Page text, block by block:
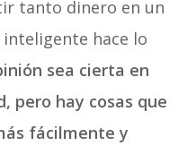
tanto dinero en un
hace lo
sea cierta en
pero hay cosas que
fácilmente y